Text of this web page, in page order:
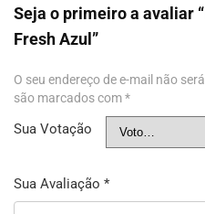
Seja o primeiro a avaliar
Fresh Azul”
O seu endereço de e-mail não
são marcados com*
Sua Votação
Sua Avaliação *